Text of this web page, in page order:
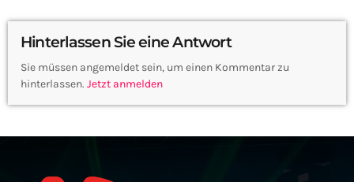
Hinterlassen Sie eine Antwort
Sie müssen angemeldet sein, um einen Kommentar zu
hinterlassen. Jetzt anmelden